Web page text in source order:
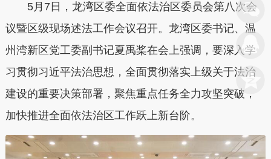
5月7日，龙湾区委全面依法治区委员会第八次会
议暨区级现场述法工作会议召开。龙湾区委书记、温
州湾新区党工委副书记夏禹桨在会上强调，要深入学
习贯彻习近平法治思想，全面贯彻落实上级关于法治
建设的重要决策部署，聚焦重点任务全力攻坚突破，
加快推进全面依法治区工作跃上新台阶。